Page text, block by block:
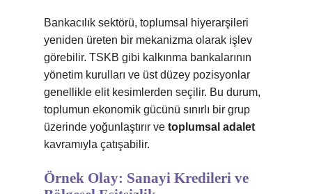
Bankacılık sektörü, toplumsal hiyerarşileri
yeniden üreten bir mekanizma olarak işlev
görebilir. TSKB gibi kalkınma bankalarının
yönetim kurulları ve üst düzey pozisyonlar
genellikle elit kesimlerden seçilir. Bu durum,
toplumun ekonomik gücünü sınırlı bir grup
üzerinde yoğunlaştırır ve toplumsal adalet
kavramıyla çatışabilir.
Örnek Olay: Sanayi Kredileri ve